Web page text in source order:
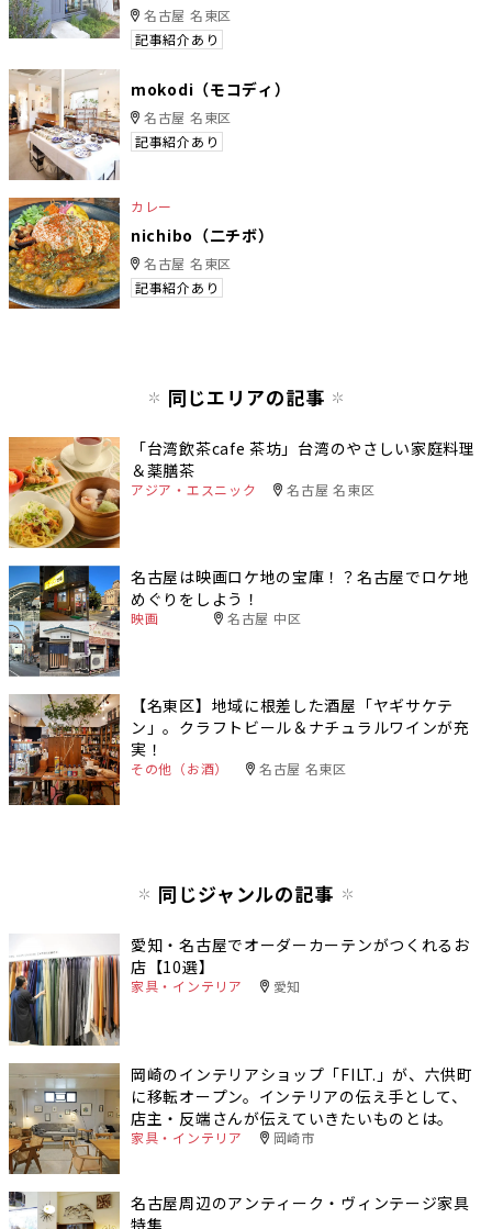
名古屋 名東区
記事紹介あり
mokodi（モコディ）
名古屋 名東区
記事紹介あり
カレー
nichibo（二チボ）
名古屋 名東区
記事紹介あり
同じエリアの記事
「台湾飲茶cafe 茶坊」台湾のやさしい家庭料理
＆薬膳茶
アジア・エスニック 名古屋 名東区
名古屋は映画ロケ地の宝庫！？名古屋でロケ地
めぐりをしよう！
映画 名古屋 中区
【名東区】地域に根差した酒屋「ヤギサケテ
ン」。クラフトビール＆ナチュラルワインが充
実！
その他（お酒） 名古屋 名東区
同じジャンルの記事
愛知・名古屋でオーダーカーテンがつくれるお
店【10選】
家具・インテリア 愛知
岡崎のインテリアショップ「FILT.」が、六供町
に移転オープン。インテリアの伝え手として、
店主・反端さんが伝えていきたいものとは。
家具・インテリア 岡崎市
名古屋周辺のアンティーク・ヴィンテージ家具
特集